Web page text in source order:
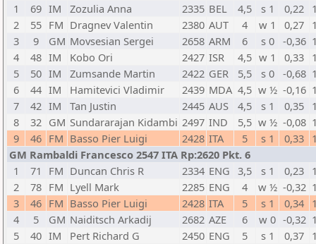
1
69 IM Zozulia Anna 2335 BEL 4,5 s 1 0,22
2
55 FM Dragnev Valentin 2380 AUT 4 w 1 0,27
3
9 GM Movsesian Sergei 2658 ARM 6 s 0 -0,36
4
48 IM Kobo Ori 2427 ISR 4,5 w 1 0,33
5
50 IM Zumsande Martin 2422 GER 5,5 s 0 -0,68
6
44 IM Hamitevici Vladimir 2439 MDA 4,5 w ½ -0,16
7
42 IM Tan Justin 2445 AUS 4,5 s 1 0,35
8
32 GM Sundararajan Kidambi 2497 IND 5,5 w ½ -0,08
9
46 FM Basso Pier Luigi 2428 ITA 5 s 1 0,33
GM Rambaldi Francesco 2547 ITA Rp:2620 Pkt. 6
1
71 FM Duncan Chris R 2334 ENG 3,5 s 1 0,23
2
78 FM Lyell Mark 2285 ENG 4 w ½ -0,32
3
46 FM Basso Pier Luigi 2428 ITA 5 s 1 0,34
4
5 GM Naiditsch Arkadij 2682 AZE 6 w 0 -0,32
5
40 IM Pert Richard G 2450 ENG 5 s 1 0,37